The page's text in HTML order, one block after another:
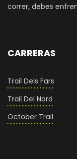
correr, debes
CARRERAS
Trail Dels Fars
Trail Del Nord
October Trail